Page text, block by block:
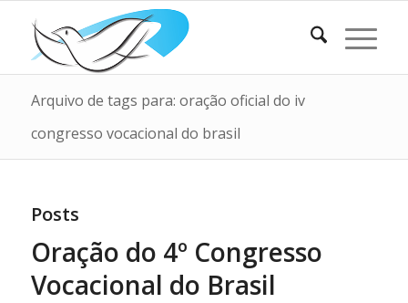
Arquivo de tags para: oração oficial do iv
congresso vocacional do brasil
Posts
Oração do 4º Congresso
Vocacional do Brasil